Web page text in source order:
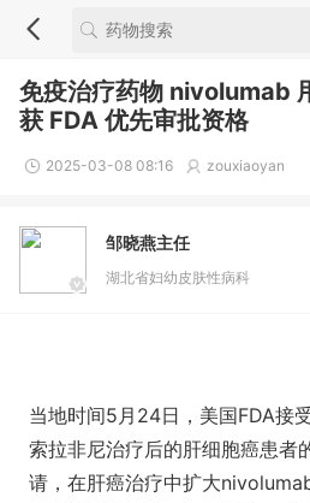
免疫治疗药物 nivolumab
获 FDA 优先审批资格
2025-03-08 08:16 zouxiaoyan
邹晓燕主任
湖北省妇幼皮肤性病科
当地时间5月24日，美国FDA接
索拉非尼治疗后的肝细胞癌患者
请，在肝癌治疗中扩大